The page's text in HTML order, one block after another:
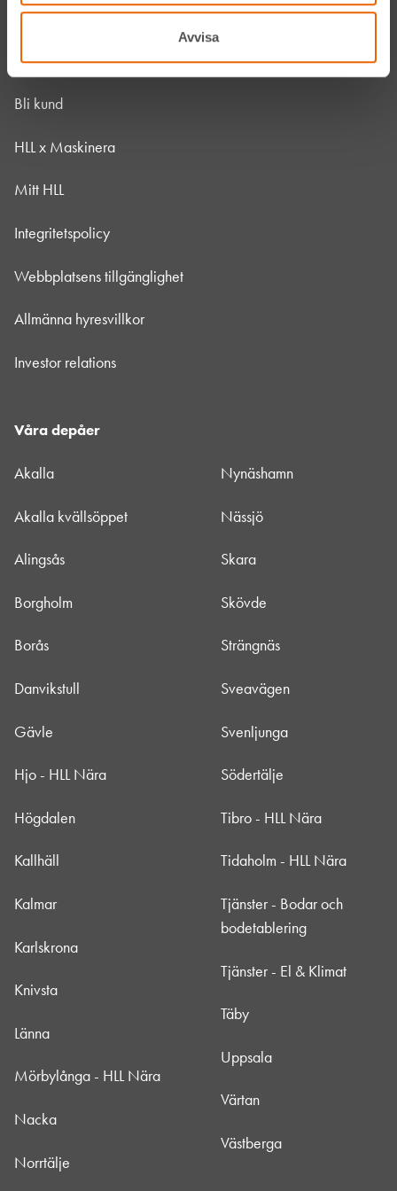
Avvisa
Vanliga frågor
Kontakta oss
Bli kund
HLL x Maskinera
Mitt HLL
Integritetspolicy
Webbplatsens tillgänglighet
Allmänna hyresvillkor
Investor relations
Våra depåer
Akalla
Akalla kvällsöppet
Alingsås
Borgholm
Borås
Danvikstull
Gävle
Hjo - HLL Nära
Högdalen
Kallhäll
Kalmar
Karlskrona
Knivsta
Länna
Mörbylånga - HLL Nära
Nacka
Norrtälje
Nynäshamn
Nässjö
Skara
Skövde
Strängnäs
Sveavägen
Svenljunga
Södertälje
Tibro - HLL Nära
Tidaholm - HLL Nära
Tjänster - Bodar och
bodetablering
Tjänster - El & Klimat
Täby
Uppsala
Värtan
Västberga